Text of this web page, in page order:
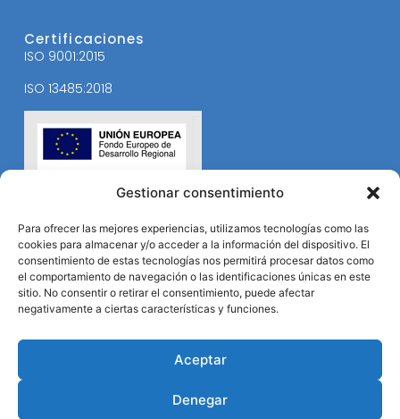
Gestionar consentimiento
Para ofrecer las mejores experiencias, utilizamos tecnologías como las
cookies para almacenar y/o acceder a la información del dispositivo. El
consentimiento de estas tecnologías nos permitirá procesar datos como
el comportamiento de navegación o las identificaciones únicas en este
sitio. No consentir o retirar el consentimiento, puede afectar
negativamente a ciertas características y funciones.
Aceptar
Denegar
Certificaciones
ISO 9001:2015
ISO 13485:2018